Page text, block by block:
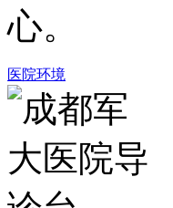
心。
医院环境